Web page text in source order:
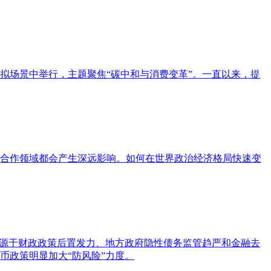
景中举行，主题聚焦“碳中和与消费变革”。一直以来，提
作领域都会产生深远影响。如何在世界政治经济格局快速变
于财政政策后置发力、地方政府隐性债务监管趋严和金融去
策明显加大“防风险”力度。